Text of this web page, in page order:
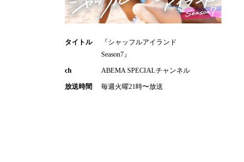
タイトル
『シャッフルアイランド
Season7』
ch ABEMA SPECIALチャンネル
放送時間 毎週火曜21時〜放送